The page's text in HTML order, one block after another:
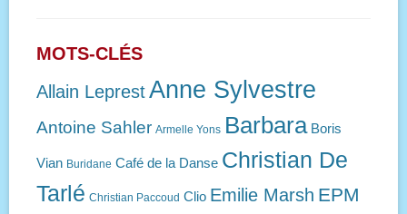
MOTS-CLÉS
Allain LeprestAnne Sylvestre
Antoine Sahler Armelle Yons Barbara Boris
Vian Buridane Café de la Danse Christian De
Tarlé Christian Paccoud Clio Emilie Marsh EPM